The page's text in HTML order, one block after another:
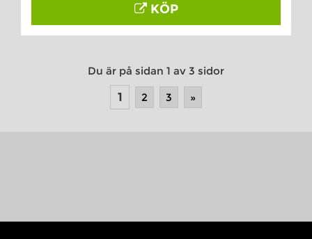
KÖP
Du är på sidan 1 av 3 sidor
1
2 3 »